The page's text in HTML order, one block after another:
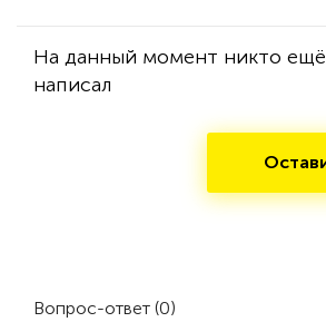
На данный момент никто ещё
написал
Вопрос-ответ (0)